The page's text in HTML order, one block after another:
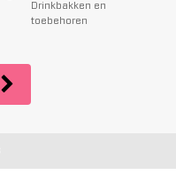
Drinkbakken en
toebehoren